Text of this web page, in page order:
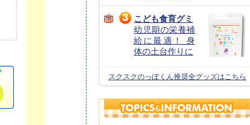
こども食育グミ
幼児期の栄養補
給に最適！ 身
体の土台作りに
スクスクのっぽくん推奨全グッズはこちら